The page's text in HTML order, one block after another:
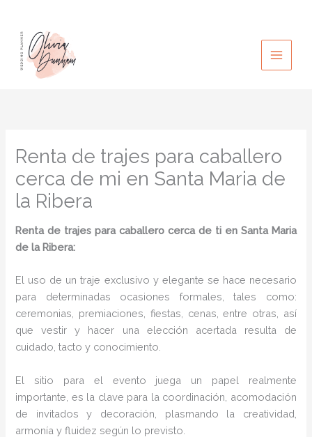
contenido
Renta de trajes para caballero
cerca de mi en Santa Maria de
la Ribera
Renta de trajes para caballero cerca de ti en Santa Maria
de la Ribera:
El uso de un traje exclusivo y elegante se hace necesario
para determinadas ocasiones formales, tales como:
ceremonias, premiaciones, fiestas, cenas, entre otras, así
que vestir y hacer una elección acertada resulta de
cuidado, tacto y conocimiento.
El sitio para el evento juega un papel realmente
importante, es la clave para la coordinación, acomodación
de invitados y decoración, plasmando la creatividad,
armonía y fluidez según lo previsto.